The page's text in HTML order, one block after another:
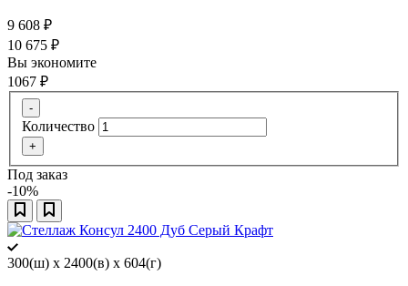
9 608 ₽
10 675 ₽
Вы экономите
1067 ₽
-
Количество
+
Под заказ
-10%
300(ш) x 2400(в) x 604(г)